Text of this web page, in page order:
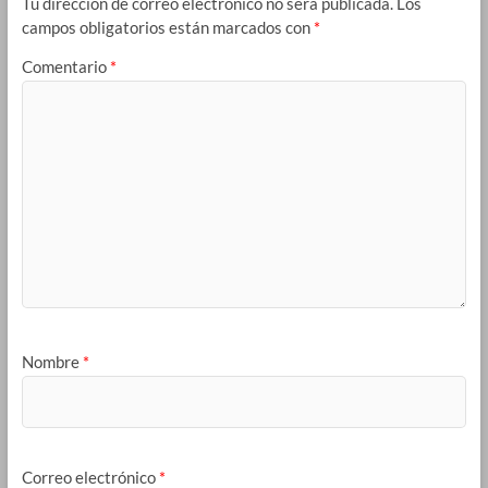
campos obligatorios están marcados con *
Comentario *
Nombre *
Correo electrónico *